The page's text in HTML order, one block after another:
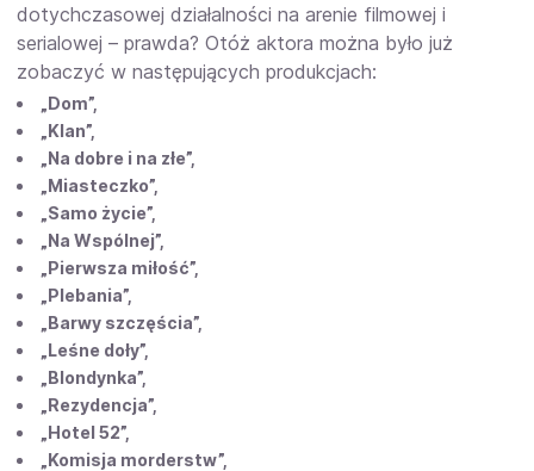
dotychczasowej działalności na arenie filmowej i
serialowej – prawda? Otóż aktora można było już
zobaczyć w następujących produkcjach:
„Dom”,
„Klan”,
„Na dobre i na złe”,
„Miasteczko”,
„Samo życie”,
„Na Wspólnej”,
„Pierwsza miłość”,
„Plebania”,
„Barwy szczęścia”,
„Leśne doły”,
„Blondynka”,
„Rezydencja”,
„Hotel 52”,
„Komisja morderstw”,